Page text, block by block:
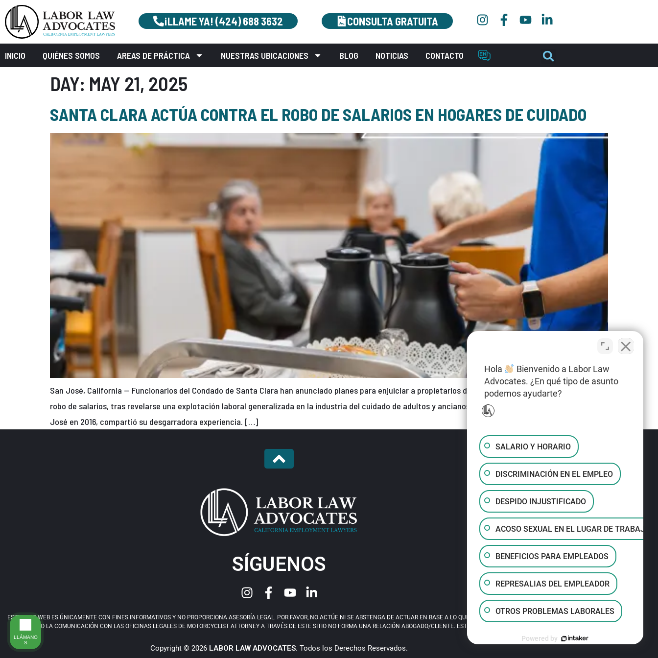
¡LLAME YA! (424) 688 3632 CONSULTA GRATUITA
INICIO QUIÉNES SOMOS AREAS DE PRÁCTICA NUESTRAS UBICACIONES BLOG NOTICIAS CONTACTO
DAY: MAY 21, 2025
SANTA CLARA ACTÚA CONTRA EL ROBO DE SALARIOS EN HOGARES DE CUIDADO
San José, California — Funcionarios del Condado de Santa Clara han anunciado planes para enjuiciar a propietarios de hogares residenciales de cuidado por
robo de salarios, tras revelarse una explotación laboral generalizada en la industria del cuidado de adultos y ancianos. Una mujer filipina, que llegó a San
José en 2016, compartió su desgarradora experiencia. […]
SÍGUENOS
ESTE SITIO WEB ES ÚNICAMENTE CON FINES INFORMATIVOS Y NO PROPORCIONA ASESORÍA LEGAL. POR FAVOR, NO ACTÚE NI SE ABSTENGA DE ACTUAR EN BASE A LO QUE LEA EN ESTE SITIO. EL USO DE
ESTE SITIO O LA COMUNICACIÓN CON LAS OFICINAS LEGALES DE MOTORCYCLIST ATTORNEY A TRAVÉS DE ESTE SITIO NO FORMA UNA RELACIÓN ABOGADO/CLIENTE. ESTE SITIO ES PUBLICIDAD LEGAL.
Copyright © 2026 LABOR LAW ADVOCATES. Todos los Derechos Reservados.
Hola
Bienvenido a Labor Law
Advocates. ¿En qué tipo de asunto
podemos ayudarte?
SALARIO Y HORARIO
DISCRIMINACIÓN EN EL EMPLEO
DESPIDO INJUSTIFICADO
ACOSO SEXUAL EN EL LUGAR DE TRABAJO
BENEFICIOS PARA EMPLEADOS
REPRESALIAS DEL EMPLEADOR
OTROS PROBLEMAS LABORALES
Powered by
LLÁMANO
S